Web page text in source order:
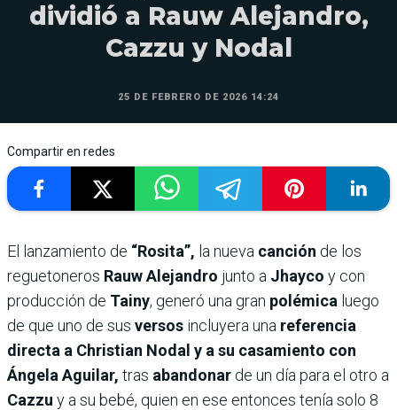
dividió a Rauw Alejandro,
Cazzu y Nodal
25 DE FEBRERO DE 2026 14:24
Compartir en redes
El lanzamiento de “Rosita”, la nueva canción de los
reguetoneros Rauw Alejandro junto a Jhayco y con
producción de Tainy, generó una gran polémica luego
de que uno de sus versos incluyera una referencia
directa a Christian Nodal y a su casamiento con
Ángela Aguilar, tras abandonar de un día para el otro a
Cazzu y a su bebé, quien en ese entonces tenía solo 8